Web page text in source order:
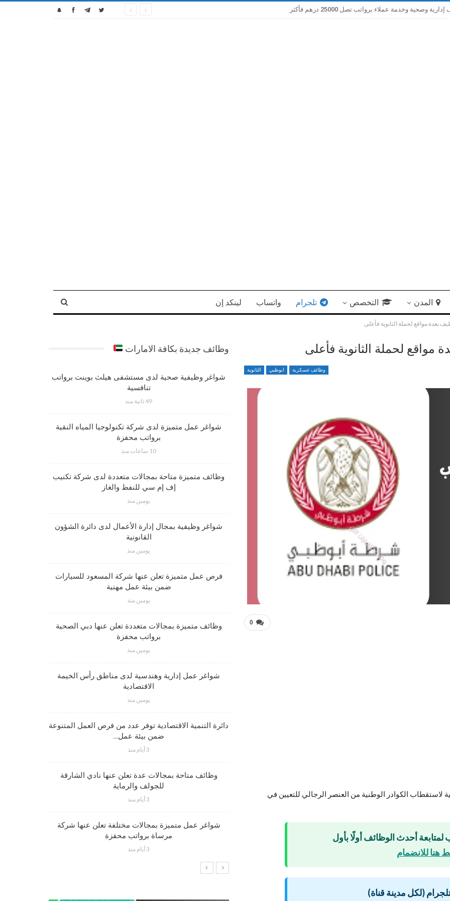
وخدمة عملاء برواتب تصل 25000 درهم فأكثر
المدن التخصص تلجرام واتساب لينكد إن
بعدة مواقع لحملة الثانوية فأعلى
لحملة الثانوية فأعلى
وظائف عسكرية ابوظبي الثانوية
0
لاستقطاب الكوادر الوطنية من العنصر الرجالي للتعيين في
لمتابعة أحدث الوظائف أولًا بأول
هنا للانضمام
(لكل مدينة قناة)
وظائف جديدة بكافة الامارات
شواغر وظيفية متميزة تعلن عنها الجامعة الأمريكية برواتب
فرص عمل متميزة بمجال إدارة الأعمال في جهاز الإمارات
للاستثمار
4 أسابيع منذ
وظائف متميزة ضمن بيئة عمل مهنية برواتب محفزة
4 أسابيع منذ
شواغر وظيفية بمجال التمريض لدى Elite Plastic And
Cosmetic Group
4 أسابيع منذ
فرص عمل متميزة تعلن عنها Manpower Middle East
4 أسابيع منذ
4 أسابيع منذ
شواغر وظيفية صحية لدى مستشفى هيلث بوينت برواتب
تنافسية
49 ثانية منذ
شواغر عمل متميزة لدى شركة تكنولوجيا المياه النقية
برواتب محفزة
10 ساعات منذ
وظائف متميزة متاحة بمجالات متعددة لدى شركة تكنيب
إف إم سي للنفط والغاز
يومين منذ
شواغر وظيفية بمجال إدارة الأعمال لدى دائرة الشؤون
القانونية
يومين منذ
فرص عمل متميزة تعلن عنها شركة المسعود للسيارات
ضمن بيئة عمل مهنية
يومين منذ
وظائف متميزة بمجالات متعددة تعلن عنها دبي الصحية
برواتب محفزة
يومين منذ
شواغر عمل إدارية وهندسية لدى مناطق رأس الخيمة
الاقتصادية
يومين منذ
دائرة التنمية الاقتصادية توفر عدد من فرص العمل المتنوعة
ضمن بيئة عمل…
3 أيام منذ
وظائف متاحة بمجالات عدة تعلن عنها نادي الشارقة
للجولف والرماية
3 أيام منذ
شواغر عمل متميزة بمجالات مختلفة تعلن عنها شركة
مرساة برواتب محفزة
3 أيام منذ